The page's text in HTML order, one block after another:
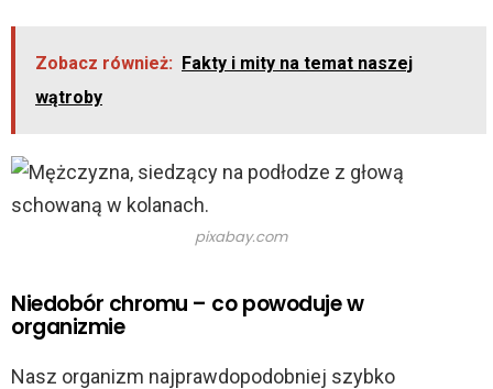
Zobacz również: Fakty i mity na temat naszej
wątroby
pixabay.com
Niedobór chromu – co powoduje w
organizmie
Nasz organizm najprawdopodobniej szybko